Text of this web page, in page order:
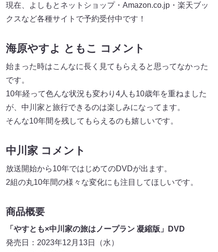
現在、よしもとネットショップ・Amazon.co.jp・楽天ブッ
クスなど各種サイトで予約受付中です！
海原やすよ ともこ コメント
始まった時はこんなに長く見てもらえると思ってなかった
です。
10年経って色んな状況も変わり4人も10歳年を重ねました
が、中川家と旅行できるのは楽しみになってます。
そんな10年間を残してもらえるのも嬉しいです。
中川家 コメント
放送開始から10年ではじめてのDVDが出ます。
2組の丸10年間の様々な変化にも注目してほしいです。
商品概要
「やすとも×中川家の旅はノープラン 凝縮版」DVD
発売日：2023年12月13日（水）